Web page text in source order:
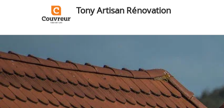
Tony Artisan Rénovation